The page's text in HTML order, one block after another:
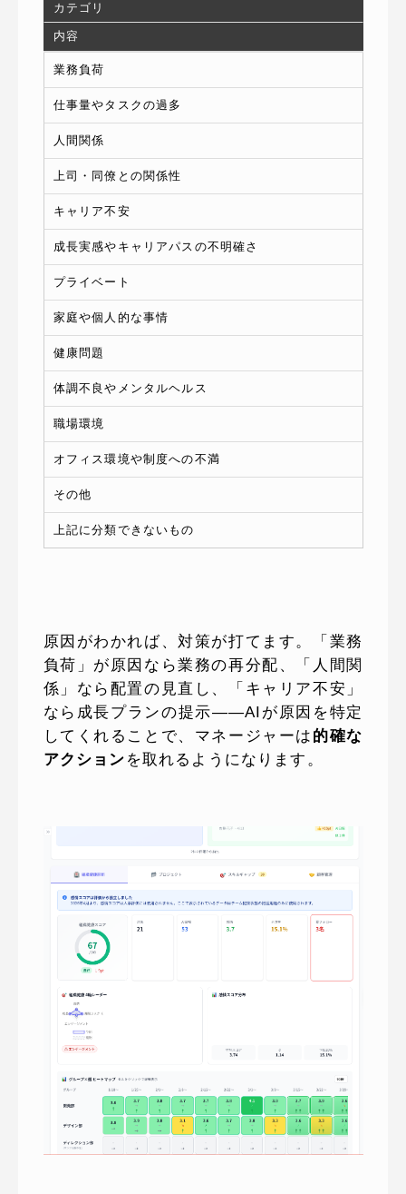
カテゴリ
内容
業務負荷
仕事量やタスクの過多
人間関係
上司・同僚との関係性
キャリア不安
成長実感やキャリアパスの不明確さ
プライベート
家庭や個人的な事情
健康問題
体調不良やメンタルヘルス
職場環境
オフィス環境や制度への不満
その他
上記に分類できないもの
原因がわかれば、対策が打てます。「業務
負荷」が原因なら業務の再分配、「人間関
係」なら配置の見直し、「キャリア不安」
なら成長プランの提示——AIが原因を特定
してくれることで、マネージャーは 的確な
アクション を取れるようになります。